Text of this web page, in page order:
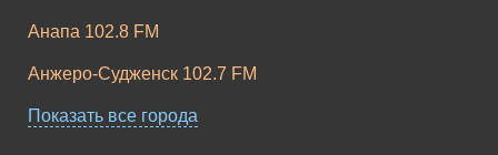
Анапа 102.8 FM
Анжеро-Судженск 102.7 FM
Апатиты 104.2 FM
Показать все города